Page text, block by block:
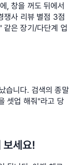
, 창을 꺼도 뒤에서
쟁사 리뷰 별점 3점
같은 장기/다단계 업
습니다. 검색의 종말
셋업 해줘"라고 당
보세요!